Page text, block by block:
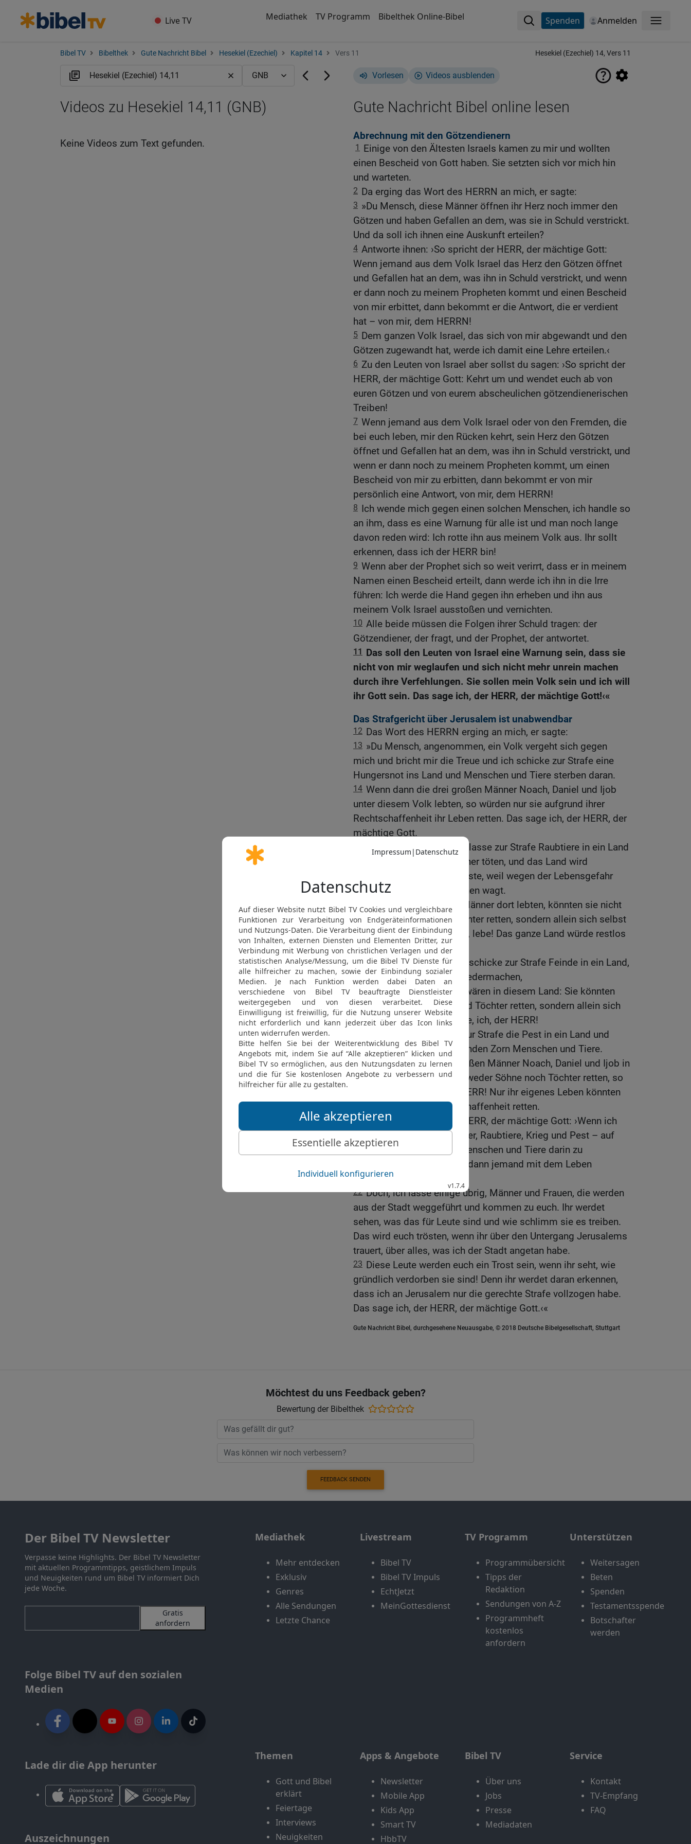
Live TV Mediathek TV Programm Bibelthek Online-Bibel Spenden Anmelden Menü
Bibel TV Bibelthek Gute Nachricht Bibel Hesekiel (Ezechiel) Kapitel 14 Vers 11 Hesekiel (Ezechiel) 14, Vers 11
Vorlesen Videos ausblenden
Gute Nachricht Bibel online lesen
Abrechnung mit den Götzendienern
1
Einige von den Ältesten Israels kamen zu mir und wollten
einen Bescheid von Gott haben. Sie setzten sich vor mich hin
und warteten.
2 Da erging das Wort des HERRN an mich, er sagte:
3 »Du Mensch, diese Männer öffnen ihr Herz noch immer den
Götzen und haben Gefallen an dem, was sie in Schuld verstrickt.
Und da soll ich ihnen eine Auskunft erteilen?
4 Antworte ihnen: ›So spricht der HERR, der mächtige Gott:
Wenn jemand aus dem Volk Israel das Herz den Götzen öffnet
und Gefallen hat an dem, was ihn in Schuld verstrickt, und wenn
er dann noch zu meinem Propheten kommt und einen Bescheid
von mir erbittet, dann bekommt er die Antwort, die er verdient
hat – von mir, dem HERRN!
5 Dem ganzen Volk Israel, das sich von mir abgewandt und den
Götzen zugewandt hat, werde ich damit eine Lehre erteilen.‹
6 Zu den Leuten von Israel aber sollst du sagen: ›So spricht der
HERR, der mächtige Gott: Kehrt um und wendet euch ab von
euren Götzen und von eurem abscheulichen götzendienerischen
Treiben!
7 Wenn jemand aus dem Volk Israel oder von den Fremden, die
bei euch leben, mir den Rücken kehrt, sein Herz den Götzen
öffnet und Gefallen hat an dem, was ihn in Schuld verstrickt, und
wenn er dann noch zu meinem Propheten kommt, um einen
Bescheid von mir zu erbitten, dann bekommt er von mir
persönlich eine Antwort, von mir, dem HERRN!
8 Ich wende mich gegen einen solchen Menschen, ich handle so
an ihm, dass es eine Warnung für alle ist und man noch lange
davon reden wird: Ich rotte ihn aus meinem Volk aus. Ihr sollt
erkennen, dass ich der HERR bin!
9 Wenn aber der Prophet sich so weit verirrt, dass er in meinem
Namen einen Bescheid erteilt, dann werde ich ihn in die Irre
führen: Ich werde die Hand gegen ihn erheben und ihn aus
meinem Volk Israel ausstoßen und vernichten.
10 Alle beide müssen die Folgen ihrer Schuld tragen: der
Götzendiener, der fragt, und der Prophet, der antwortet.
11
Das soll den Leuten von Israel eine Warnung sein, dass sie
nicht von mir weglaufen und sich nicht mehr unrein machen
durch ihre Verfehlungen. Sie sollen mein Volk sein und ich will
ihr Gott sein. Das sage ich, der HERR, der mächtige Gott!‹«
Das Strafgericht über Jerusalem ist unabwendbar
12 Das Wort des HERRN erging an mich, er sagte:
13 »Du Mensch, angenommen, ein Volk vergeht sich gegen
mich und bricht mir die Treue und ich schicke zur Strafe eine
Hungersnot ins Land und Menschen und Tiere sterben daran.
14 Wenn dann die drei großen Männer Noach, Daniel und Ijob
unter diesem Volk lebten, so würden nur sie aufgrund ihrer
Rechtschaffenheit ihr Leben retten. Das sage ich, der HERR, der
mächtige Gott.
Oder angenommen, ich lasse zur Strafe Raubtiere in ein Land
einfallen, die seine Bewohner töten, und das Land wird
menschenleer wie eine Wüste, weil wegen der Lebensgefahr
niemand mehr durchzuziehen wagt.
Wenn dann diese drei Männer dort lebten, könnten sie nicht
einmal ihre Söhne und Töchter retten, sondern allein sich selbst
– so gewiss ich, der HERR, lebe! Das ganze Land würde restlos
entvölkert werden.
17 Oder angenommen, ich schicke zur Strafe Feinde in ein Land,
die Menschen und Tiere niedermachen,
18 und diese drei Männer wären in diesem Land: Sie könnten
nicht einmal ihre Söhne und Töchter retten, sondern allein sich
selbst – so gewiss ich lebe, ich, der HERR!
Oder aber ich schicke zur Strafe die Pest in ein Land und
vernichte in meinem glühenden Zorn Menschen und Tiere.
20 Wären dann die drei großen Männer Noach, Daniel und Ijob in
diesem Land, sie könnten weder Söhne noch Töchter retten, so
gewiss ich lebe, ich, der HERR! Nur ihr eigenes Leben könnten
sie aufgrund ihrer Rechtschaffenheit retten.
21 Und nun sage ich, der HERR, der mächtige Gott: ›Wenn ich
meine vier Geißeln – Hunger, Raubtiere, Krieg und Pest – auf
Jerusalem loslasse, um Menschen und Tiere darin zu
vernichten, meint ihr, dass dann jemand mit dem Leben
davonkommt?
22 Doch, ich lasse einige übrig, Männer und Frauen, die werden
aus der Stadt weggeführt und kommen zu euch. Ihr werdet
sehen, was das für Leute sind und wie schlimm sie es treiben.
Das wird euch trösten, wenn ihr über den Untergang Jerusalems
trauert, über alles, was ich der Stadt angetan habe.
23 Diese Leute werden euch ein Trost sein, wenn ihr seht, wie
gründlich verdorben sie sind! Denn ihr werdet daran erkennen,
dass ich an Jerusalem nur die gerechte Strafe vollzogen habe.
Das sage ich, der HERR, der mächtige Gott.‹«
Gute Nachricht Bibel, durchgesehene Neuausgabe, © 2018 Deutsche Bibelgesellschaft, Stuttgart
Videos zu Hesekiel 14,11 (GNB)
Keine Videos zum Text gefunden.
Möchtest du uns Feedback geben?
Bewertung der Bibelthek
FEEDBACK SENDEN
Der Bibel TV Newsletter
Verpasse keine Highlights. Der Bibel TV Newsletter
mit aktuellen Programmtipps, geistlichem Impuls
und Neuigkeiten rund um Bibel TV informiert Dich
jede Woche.
Gratis
anfordern
Folge Bibel TV auf den sozialen
Medien
Lade dir die App herunter
Auszeichnungen
Mediathek
Mehr entdecken
Exklusiv
Genres
Alle Sendungen
Letzte Chance
Livestream
Bibel TV
Bibel TV Impuls
EchtJetzt
MeinGottesdienst
TV Programm
Programmübersicht
Tipps der
Redaktion
Sendungen von A-Z
Programmheft
kostenlos
anfordern
Unterstützen
Weitersagen
Beten
Spenden
Testamentsspende
Botschafter
werden
Themen
Gott und Bibel
erklärt
Feiertage
Interviews
Neuigkeiten
Apps & Angebote
Newsletter
Mobile App
Kids App
Smart TV
HbbTV
Bibel TV
Über uns
Jobs
Presse
Mediadaten
Service
Kontakt
TV-Empfang
FAQ